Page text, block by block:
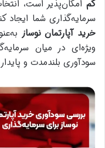
کم امکان‌پذیر است،
سرمایه‌گذاری شما ایجاد
خرید آپارتمان نوساز
ویژه‌ای در میان
سودآوری بلندمدت و